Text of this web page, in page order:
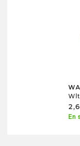
En